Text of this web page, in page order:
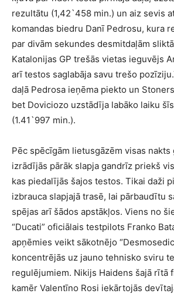
rezultātu (1,42`458 min.) un aiz sevis
komandas biedru Danī Pedrosu, kura
par divām sekundes desmitdaļām
Katalonijas GP trešās vietas ieguvējs
arī testos saglabāja savu trešo
daļā Pedrosa ieņēma piekto un
bet Doviciozo uzstādīja labāko laiku
(1.41`997 min.).
Pēc spēcīgām lietusgāzēm visas nakts
izrādījās pārāk slapja gandrīz priekš
kas piedalījās šajos testos. Tikai daži
izbrauca slapjajā trasē, lai pārbaudītu
spējas arī šādos apstākļos. Viens no
“Ducati” oficiālais testpilots Franko
apņēmies veikt sākotnējo
koncentrējās uz jauno tehnisko sviru
regulējumiem. Nikijs Haidens šajā rītā
kamēr Valentīno Rosi iekārtojās